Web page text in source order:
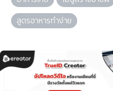
สูตรอาหารทำง่าย